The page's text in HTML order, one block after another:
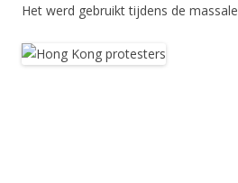
Het werd gebruikt tijdens de massale